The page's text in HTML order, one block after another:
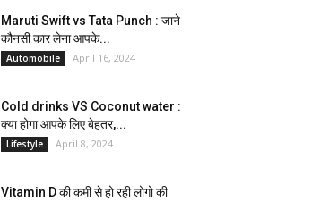
Maruti Swift vs Tata Punch : जाने
कौनसी कार लेना आपके...
Automobile April 16, 2024
Cold drinks VS Coconut water :
क्या होगा आपके लिए बेहतर,...
Lifestyle April 8, 2024
Vitamin D की कमी से हो रही लोगो की